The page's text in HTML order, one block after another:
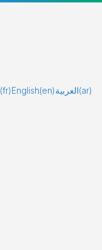
(fr) English(en)العربية(ar)